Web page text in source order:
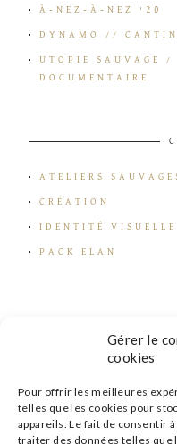
Gérer le
cookies
Pour offrir les meilleures
telles que les cookies pour
appareils. Le fait de consentir
traiter des données telles que
À-NEZ-À-NEZ ’20
DYNAMO //
UTOPIE SAUVAGE /
DOCUMENTAIRE
ATELIERS
CRÉATION
IDENTITÉ VISUELLE
PACK ELAN